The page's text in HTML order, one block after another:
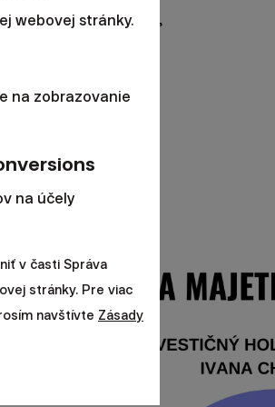
Finaxu,
webovej stránky.
na zobrazovanie
na účely
v časti Správa
stránky. Pre viac
navštívte Zásady